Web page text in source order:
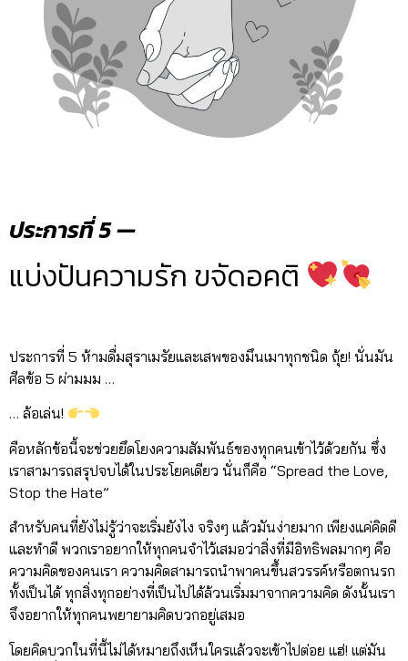
ประการที่ 5 —
แบ่งปันความรัก ขจัดอคติ
ประการที่ 5 ห้ามดื่มสุราเมรัยและเสพของมึนเมาทุกชนิด ถุ้ย! นั่นมัน
ศีลข้อ 5 ผ่ามมม …
… ล้อเล่น!
คือหลักข้อนี้จะช่วยยึดโยงความสัมพันธ์ของทุกคนเข้าไว้ด้วยกัน ซึ่ง
เราสามารถสรุปจบได้ในประโยคเดียว นั่นก็คือ “Spread the Love,
Stop the Hate”
สำหรับคนที่ยังไม่รู้ว่าจะเริ่มยังไง จริงๆ แล้วมันง่ายมาก เพียงแค่คิดดี
และทำดี พวกเราอยากให้ทุกคนจำไว้เสมอว่าสิ่งที่มีอิทธิพลมากๆ คือ
ความคิดของคนเรา ความคิดสามารถนำพาคนขึ้นสวรรค์หรือตกนรก
ทั้งเป็นได้ ทุกสิ่งทุกอย่างที่เป็นไปได้ล้วนเริ่มมาจากความคิด ดังนั้นเรา
จึงอยากให้ทุกคนพยายามคิดบวกอยู่เสมอ
โดยคิดบวกในที่นี้ไม่ได้หมายถึงเห็นใครเเล้วจะเข้าไปต่อย แฮ่! เเต่มัน